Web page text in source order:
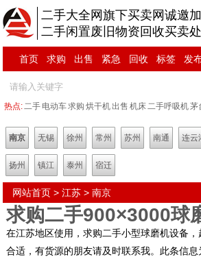
二手大全网旗下买卖网诚邀
二手闲置废旧物资回收买卖
首页 求购 出售 紧急 回收 标签 发
热点:二手 电动车求购 烘干机出售 机床二手呼吸机茅
南京 无锡 徐州 常州 苏州 南通 连云
扬州 镇江 泰州 宿迁
网站首页 >江苏 >南京
求购二手900×3000球
在江苏地区使用，求购二手小型球磨机设备
合适，有货源的朋友请及时联系我。此条信息